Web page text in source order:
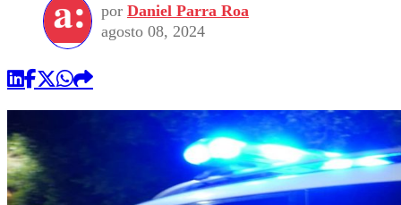
por Daniel Parra Roa
agosto 08, 2024